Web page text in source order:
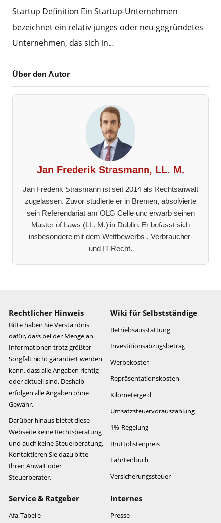
Startup Definition Ein Startup-Unternehmen
bezeichnet ein relativ junges oder neu gegründetes
Unternehmen, das sich in…
Über den Autor
Jan Frederik Strasmann, LL. M.
Jan Frederik Strasmann ist seit 2014 als Rechtsanwalt
zugelassen. Zuvor studierte er in Bremen, absolvierte
sein Referendariat am OLG Celle und erwarb seinen
Master of Laws (LL. M.) in Dublin. Er befasst sich
insbesondere mit dem Wettbewerbs-, Verbraucher-
und IT-Recht.
Rechtlicher Hinweis
Bitte haben Sie Verständnis
dafür, dass bei der Menge an
Informationen trotz größter
Sorgfalt nicht garantiert werden
kann, dass alle Angaben richtig
oder aktuell sind. Deshalb
erfolgen alle Angaben ohne
Gewähr.
Darüber hinaus bietet diese
Webseite keine Rechtsberatung
und auch keine Steuerberatung.
Kontaktieren Sie dazu bitte
Ihren Anwalt oder
Steuerberater.
Wiki für Selbstständige
Betriebsausstattung
Investitionsabzugsbetrag
Werbekosten
Repräsentationskosten
Kilometergeld
Umsatzsteuervorauszahlung
1%-Regelung
Bruttolistenpreis
Fahrtenbuch
Versicherungssteuer
Service & Ratgeber
Afa-Tabelle
Internes
Presse